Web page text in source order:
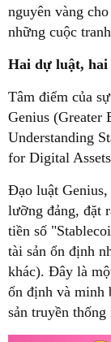
nguyên vàng
những cuộc
Hai dự luật, hai
Tâm điểm của
Genius
Understanding
for Digital
Đạo luật
lưỡng đảng, đặt
tiền số
tài sản ổn định
khác). Đây là
ổn định và minh
sản truyền